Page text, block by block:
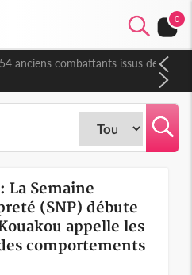
0
anciens combattants issus de
La Semaine
(SNP) débute
appelle les
comportements